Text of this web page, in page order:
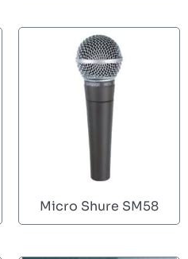
Micro Shure SM58